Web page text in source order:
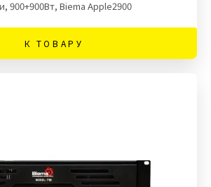
900+900Вт, Biema Apple2900
К ТОВАРУ